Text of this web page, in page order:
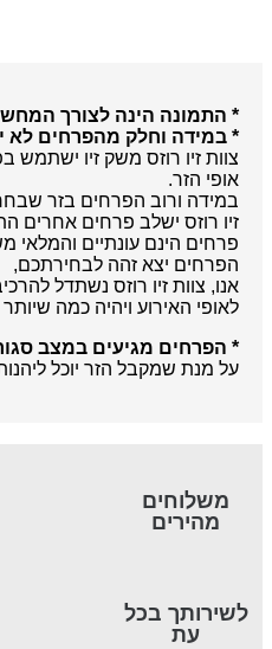
* התמונה הינה לצורך
* במידה וחלק מהפרחים לא
צוות זיו רוזס משק זיו
אופי הזר.
במידה ורוב הפרחים בזר
זיו רוזס ישלב פרחים אחרים
פרחים הינם עונתיים והמלאי
הפרחים יצא זהה לבחירתכם,
אנו, צוות זיו רוזס נשתדל
לאופי האירוע ויהיה כמה
* הפרחים מגיעים במצב
על מנת שמקבל הזר יוכל
משלוחים
מהירים
לשירותך בכל
עת